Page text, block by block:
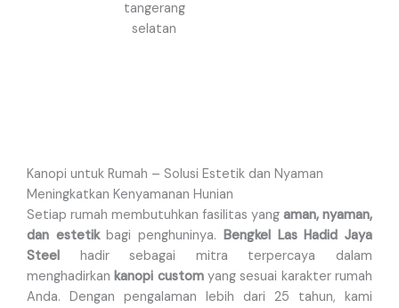
Kanopi untuk Rumah – Solusi Estetik dan Nyaman
Meningkatkan Kenyamanan Hunian
Setiap rumah membutuhkan fasilitas yang aman, nyaman,
dan estetikbagi penghuninya. Bengkel Las Hadid Jaya
Steel hadir sebagai mitra terpercaya dalam
menghadirkankanopi customyang sesuai karakter rumah
Anda. Dengan pengalaman lebih dari 25 tahun, kami